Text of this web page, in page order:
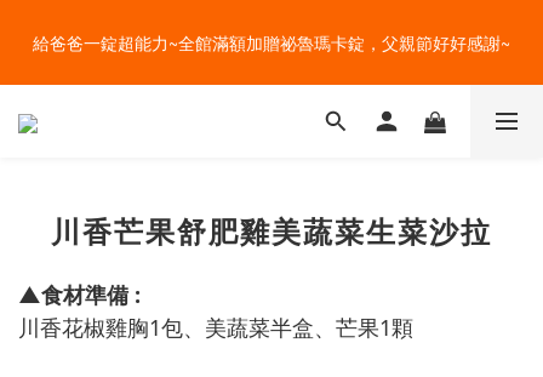
吃菜~
給爸爸一錠超能力~全館滿額加贈祕魯瑪卡錠，父親節好好感謝~
盛夏的餐桌，一定少不了美蔬菜的清爽~ A+B 送購物金🎁一起好好
川香芒果舒肥雞美蔬菜生菜沙拉
▲食材準備 :
川香花椒雞胸1包、美蔬菜半盒、芒果1顆